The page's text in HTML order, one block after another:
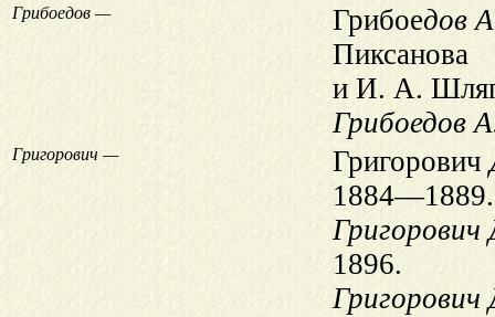
Грибоедов — Грибоедов
Пиксанова
и И. А.
Грибоедов
Григорович — Григорович
1884—1889.
Григорович
1896.
Григорович